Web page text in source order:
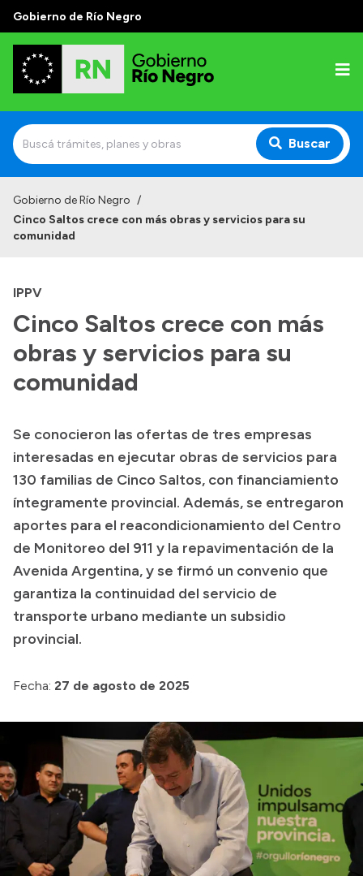
Gobierno de Río Negro
Buscar
Autoridades
Autoridades y Organismos
Discursos en la Legislatura
Casa de Gobierno
Acerca de Río Negro
Geografía
Invertí en Río Negro
Transparencia
Presupuesto
Boletín Oficial
Compras y licitaciones
Consulta de pago a proveedores
Intranet
Login
Gobierno de Río Negro /
Cinco Saltos crece con más obras y servicios para su
comunidad
IPPV
Cinco Saltos crece con más
obras y servicios para su
comunidad
Se conocieron las ofertas de tres empresas
interesadas en ejecutar obras de servicios para
130 familias de Cinco Saltos, con financiamiento
íntegramente provincial. Además, se entregaron
aportes para el reacondicionamiento del Centro
de Monitoreo del 911 y la repavimentación de la
Avenida Argentina, y se firmó un convenio que
garantiza la continuidad del servicio de
transporte urbano mediante un subsidio
provincial.
Fecha: 27 de agosto de 2025